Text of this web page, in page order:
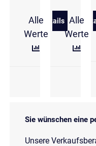
Alle
Werte
Details
zu Alle
Werte
Sie wünschen eine
Unsere